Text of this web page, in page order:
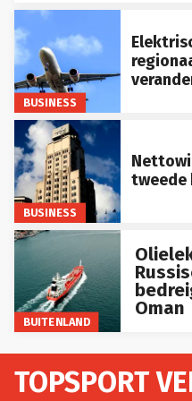
BUSINESS
BUSINESS
tweede
BUITENLAND
Oman
TOPSPORT